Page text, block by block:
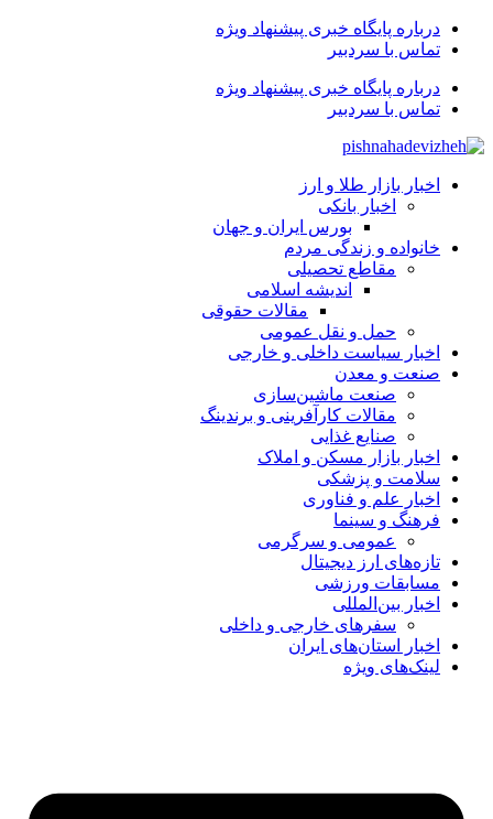
درباره پایگاه خبری پیشنهاد ویژه
تماس با سردبیر
درباره پایگاه خبری پیشنهاد ویژه
تماس با سردبیر
اخبار بازار طلا و ارز
اخبار بانکی
بورس ایران و جهان
خانواده و زندگی مردم
مقاطع تحصیلی
اندیشه اسلامی
مقالات حقوقی
حمل و نقل عمومی
اخبار سیاست داخلی و خارجی
صنعت و معدن
صنعت ماشین‌سازی
مقالات کارآفرینی و برندینگ
صنایع غذایی
اخبار بازار مسکن و املاک
سلامت و پزشکی
اخبار علم و فناوری
فرهنگ و سینما
عمومی و سرگرمی
تازه‌های ارز دیجیتال
مسابقات ورزشی
اخبار بین‌المللی
سفرهای خارجی و داخلی
اخبار استان‌های ایران
لینک‌های ویژه